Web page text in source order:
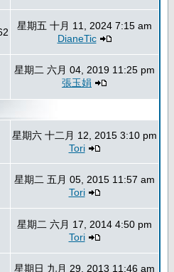
星期五 十月 11, 2024 7:15 am
DianeTic
星期二 六月 04, 2019 11:25 pm
張玉娟
星期六 十二月 12, 2015 3:10 pm
Tori
星期二 五月 05, 2015 11:57 am
Tori
星期二 六月 17, 2014 4:50 pm
Tori
星期日 九月 29, 2013 11:46 am